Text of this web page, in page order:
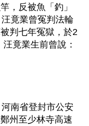
，反被魚「釣」
竟業曾冤判法輪
判七年冤獄，於2
竟業生前曾說：
南省登封市公安
州至少林寺高速